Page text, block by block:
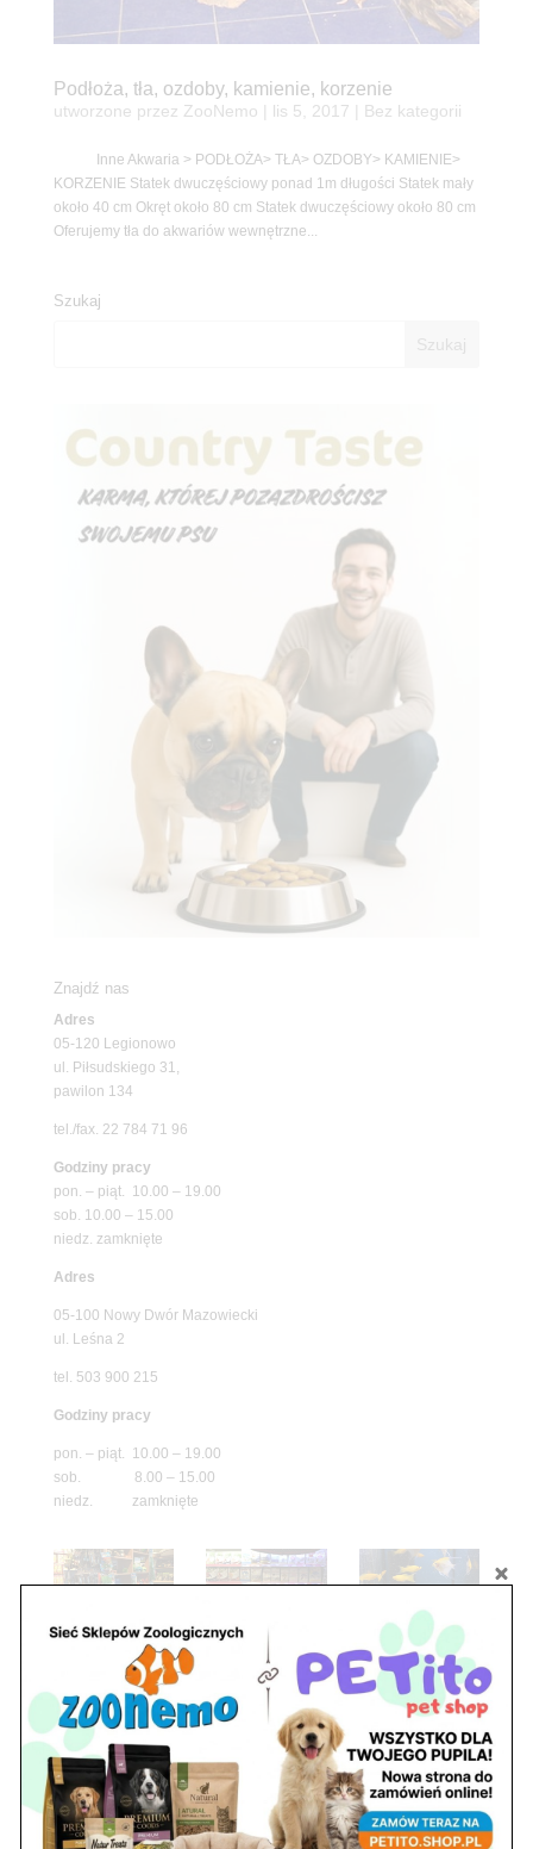
Podłoża, tła, ozdoby, kamienie, korzenie
utworzone przez ZooNemo lis 5, 2017 | Bez kategorii
Inne Akwaria > PODŁOŻA> TŁA> OZDOBY> KAMIENIE>
KORZENIE Statek dwuczęściowy ponad 1m długości Statek mały
około 40 cm Okręt około 80 cm Statek dwuczęściowy około 80 cm
Oferujemy tła do akwariów wewnętrzne...
Szukaj
Znajdź nas
Adres
05-120 Legionowo
ul. Piłsudskiego 31,
pawilon 134
tel./fax. 22 784 71 96
Godziny pracy
pon. – piąt. 10.00 – 19.00
sob. 10.00 – 15.00
niedz. zamknięte
Adres
05-100 Nowy Dwór Mazowiecki
ul. Leśna 2
tel. 503 900 215
Godziny pracy
pon. – piąt. 10.00 – 19.00
sob. 8.00 – 15.00
niedz. zamknięte